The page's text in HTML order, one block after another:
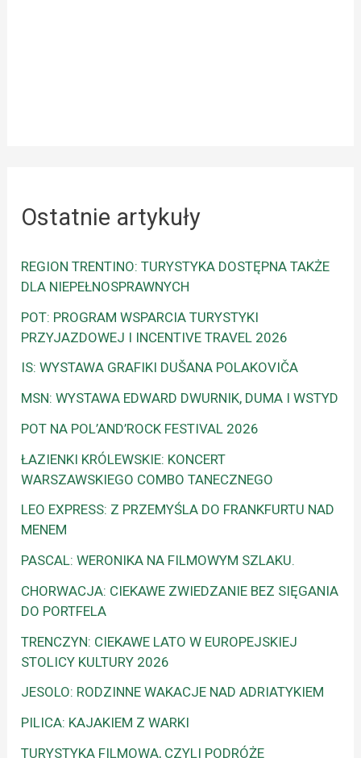
Ostatnie artykuły
REGION TRENTINO: TURYSTYKA DOSTĘPNA TAKŻE
DLA NIEPEŁNOSPRAWNYCH
POT: PROGRAM WSPARCIA TURYSTYKI
PRZYJAZDOWEJ I INCENTIVE TRAVEL 2026
IS: WYSTAWA GRAFIKI DUŠANA POLAKOVIČA
MSN: WYSTAWA EDWARD DWURNIK, DUMA I WSTYD
POT NA POL’AND’ROCK FESTIVAL 2026
ŁAZIENKI KRÓLEWSKIE: KONCERT
WARSZAWSKIEGO COMBO TANECZNEGO
LEO EXPRESS: Z PRZEMYŚLA DO FRANKFURTU NAD
MENEM
PASCAL: WERONIKA NA FILMOWYM SZLAKU.
CHORWACJA: CIEKAWE ZWIEDZANIE BEZ SIĘGANIA
DO PORTFELA
TRENCZYN: CIEKAWE LATO W EUROPEJSKIEJ
STOLICY KULTURY 2026
JESOLO: RODZINNE WAKACJE NAD ADRIATYKIEM
PILICA: KAJAKIEM Z WARKI
TURYSTYKA FILMOWA, CZYLI PODRÓŻE